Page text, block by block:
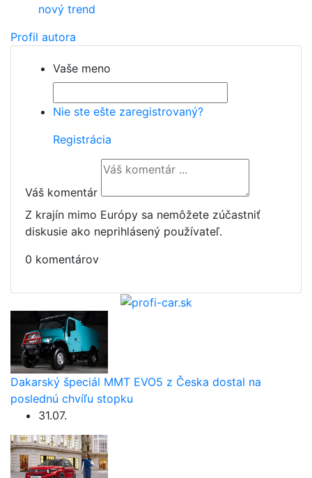
nový trend
Profil autora
Vaše meno
Nie ste ešte zaregistrovaný?
Registrácia
Váš komentár
Z krajín mimo Európy sa nemôžete zúčastniť
diskusie ako neprihlásený používateľ.
0 komentárov
Dakarský špeciál MMT EVO5 z Česka dostal na
poslednú chvíľu stopku
31.07.